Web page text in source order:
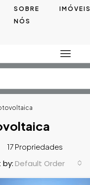
SOBRE
NÓS
IMÓVEIS
17 Propriedades
by:Default Order